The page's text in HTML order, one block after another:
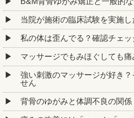
当院が施術の臨床試験を実施し
私の体は歪んでる？確認チェッ
マッサージでもみほぐしても痛
強い刺激のマッサージが好き
せん
背骨のゆがみと体調不良の関係